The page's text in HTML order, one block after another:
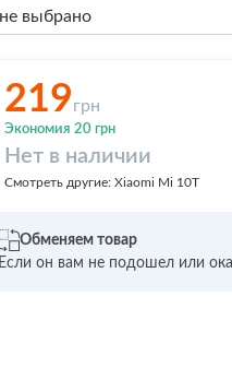
не выбрано
219грн
Экономия 20 грн
Нет в наличии
Смотреть другие: Xiaomi Mi 10T
Обменяем товар
Если он вам не подошел или